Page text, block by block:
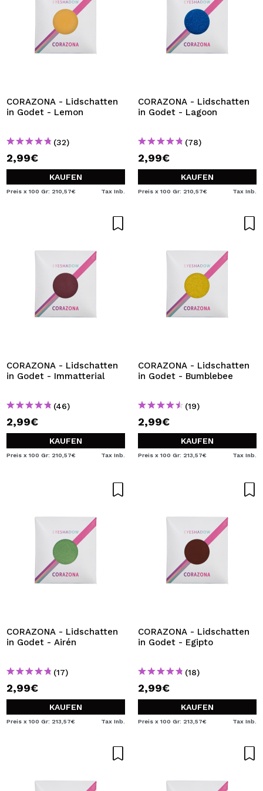
CORAZONA - Lidschatten
in Godet - Lemon
(32)
2,99€
KAUFEN
Preis x 100 Gr: 210,57€ Tax Inb.
CORAZONA - Lidschatten
in Godet - Lagoon
(78)
2,99€
KAUFEN
Preis x 100 Gr: 210,57€ Tax Inb.
CORAZONA - Lidschatten
in Godet - Immatterial
(46)
2,99€
KAUFEN
Preis x 100 Gr: 210,57€ Tax Inb.
CORAZONA - Lidschatten
in Godet - Bumblebee
(19)
2,99€
KAUFEN
Preis x 100 Gr: 213,57€ Tax Inb.
CORAZONA - Lidschatten
in Godet - Airén
(17)
2,99€
KAUFEN
Preis x 100 Gr: 213,57€ Tax Inb.
CORAZONA - Lidschatten
in Godet - Egipto
(18)
2,99€
KAUFEN
Preis x 100 Gr: 213,57€ Tax Inb.